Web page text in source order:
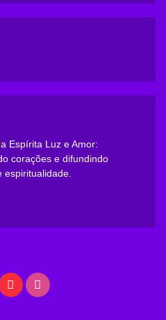
Espírita Luz e Amor:
corações e difundindo
espiritualidade.